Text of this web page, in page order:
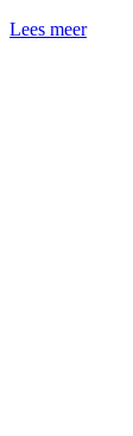
Lees meer